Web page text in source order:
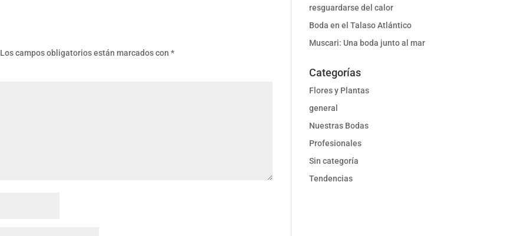
Los campos obligatorios están marcados con *
resguardarse del calor
Boda en el Talaso Atlántico
Muscari: Una boda junto al mar
Categorías
Flores y Plantas
general
Nuestras Bodas
Profesionales
Sin categoría
Tendencias